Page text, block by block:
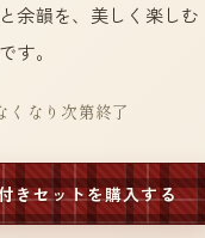
余韻を、美しく楽しむ
す。
くなり次第終了
きセットを購入する